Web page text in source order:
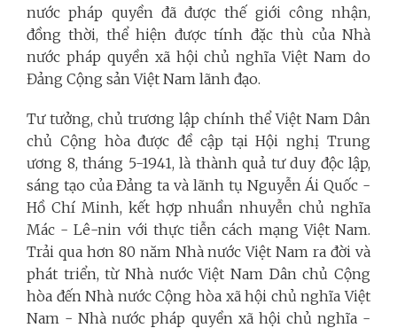
nước pháp quyền đã được thế giới công nhận,
đồng thời, thể hiện được tính đặc thù của Nhà
nước pháp quyền xã hội chủ nghĩa Việt Nam do
Đảng Cộng sản Việt Nam lãnh đạo.
Tư tưởng, chủ trương lập chính thể Việt Nam Dân
chủ Cộng hòa được đề cập tại Hội nghị Trung
ương 8, tháng 5-1941, là thành quả tư duy độc lập,
sáng tạo của Đảng ta và lãnh tụ Nguyễn Ái Quốc -
Hồ Chí Minh, kết hợp nhuần nhuyễn chủ nghĩa
Mác - Lê-nin với thực tiễn cách mạng Việt Nam.
Trải qua hơn 80 năm Nhà nước Việt Nam ra đời và
phát triển, từ Nhà nước Việt Nam Dân chủ Cộng
hòa đến Nhà nước Cộng hòa xã hội chủ nghĩa Việt
Nam - Nhà nước pháp quyền xã hội chủ nghĩa -